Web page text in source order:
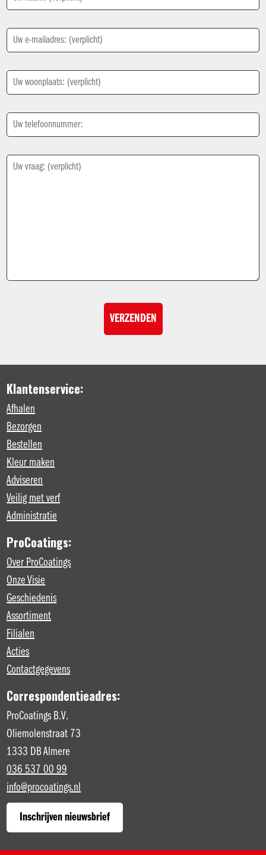
Klantenservice:
Afhalen
Bezorgen
Bestellen
Kleur maken
Adviseren
Veilig met verf
Administratie
ProCoatings:
Over ProCoatings
Onze Visie
Geschiedenis
Assortiment
Filialen
Acties
Contactgegevens
Correspondentieadres:
ProCoatings B.V.
Oliemolenstraat 73
1333 DB Almere
036 537 00 99
info@procoatings.nl
Inschrijven nieuwsbrief